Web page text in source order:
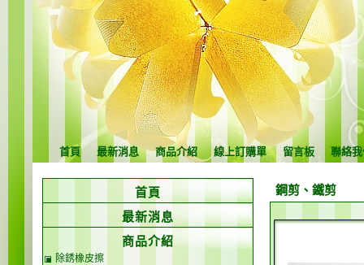
首頁 最新消息 商品介紹 線上訂購單 留言板 聯絡
鋼剪、鐵剪
首頁
最新消息
商品介紹
除銹橡皮擦